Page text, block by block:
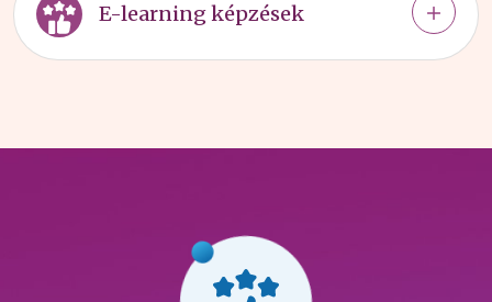
E-learning képzések